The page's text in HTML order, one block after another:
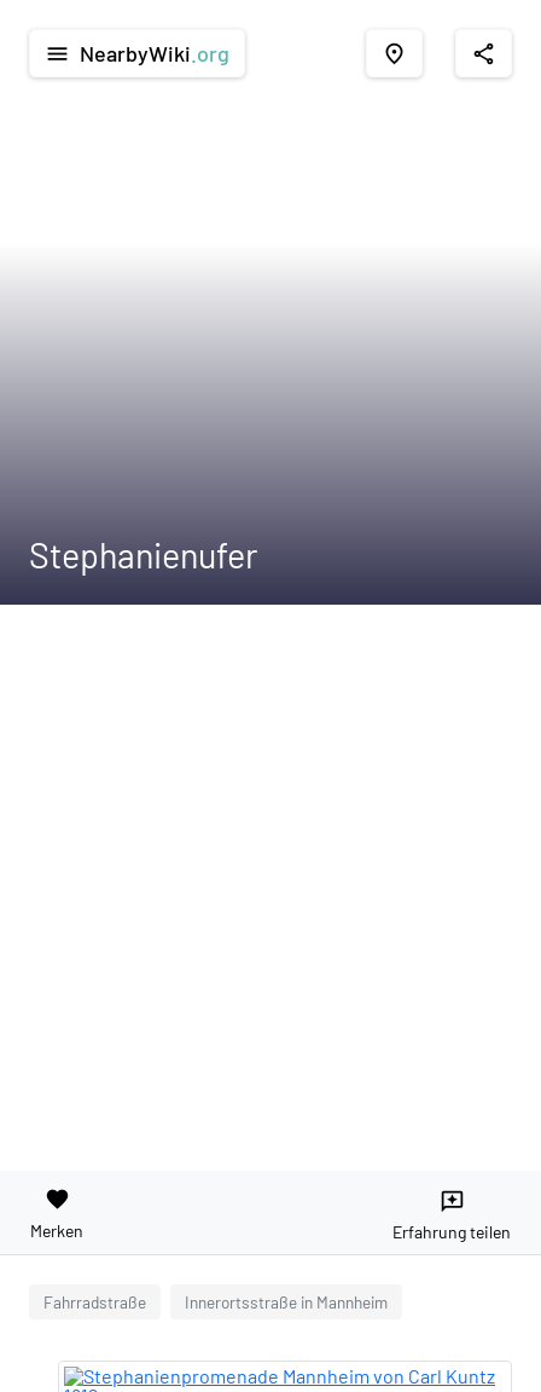
menu NearbyWiki .org place share
Stephanienufer
favorite
Merken
reviews
Erfahrung teilen
Fahrradstraße Innerortsstraße in Mannheim